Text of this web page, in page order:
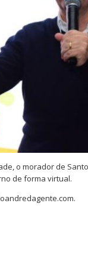
o morador de
de forma virtual.